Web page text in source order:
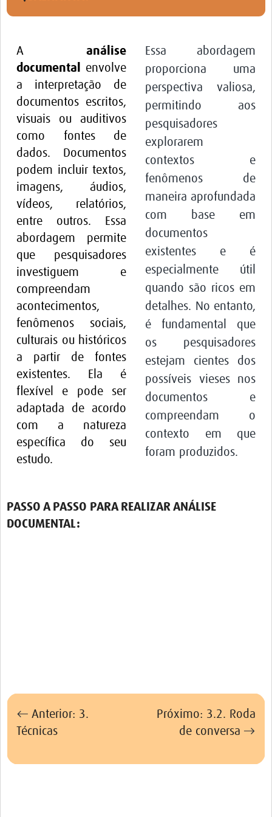
Twinning
Recursos
Crear un Club de Investigación
Preparar Sesiones de Aprendizaje Asistido
Crear Data Clinic
Búsqueda de información en bases … alertas PubMed
eLearning
Desarrollo profesional
Proyectos Pathfinder
Pathfinder Argentina
Pathfinders Brasil
Pathfinder Colombia
Pathfinder Honduras
Pathfinder Perú
Pathfinder Republica Dominicana
LAC Foro
A análise
documental
envolve
a interpretação de
documentos escritos,
visuais ou auditivos
como fontes de
dados. Documentos
podem incluir textos,
imagens, áudios,
vídeos, relatórios,
entre outros. Essa
abordagem permite
que pesquisadores
investiguem e
compreendam
acontecimentos,
fenômenos sociais,
culturais ou históricos
a partir de fontes
existentes. Ela é
flexível e pode ser
adaptada de acordo
com a natureza
específica do seu
estudo.
Essa abordagem
proporciona uma
perspectiva valiosa,
permitindo aos
pesquisadores
explorarem
contextos e
fenômenos de
maneira aprofundada
com base em
documentos
existentes e é
especialmente útil
quando são ricos em
detalhes. No entanto,
é fundamental que
os pesquisadores
estejam cientes dos
possíveis vieses nos
documentos e
compreendam o
contexto em que
foram produzidos.
PASSO A PASSO PARA REALIZAR ANÁLISE
DOCUMENTAL:
← Anterior: 3.
Técnicas
Próximo: 3.2. Roda
de conversa →